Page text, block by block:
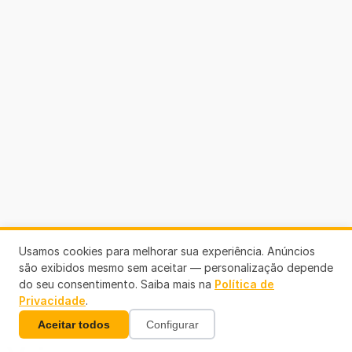
Usamos cookies para melhorar sua experiência. Anúncios
são exibidos mesmo sem aceitar — personalização depende
do seu consentimento. Saiba mais na Política de
Privacidade.
Aceitar todos Configurar